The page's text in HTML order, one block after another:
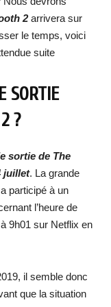
2arrivera sur
le temps, voici
suite
SORTIE
?
sortie de The
juillet. La grande
participé à un
l’heure de
9h01 sur Netflix en
il semble donc
que la situation